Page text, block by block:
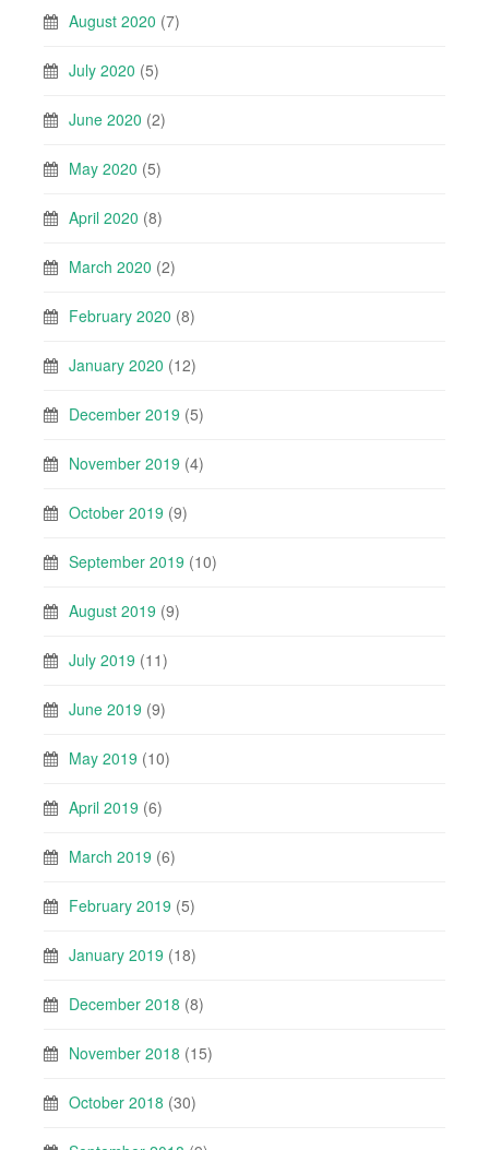
August 2020 (7)
July 2020 (5)
June 2020 (2)
May 2020 (5)
April 2020 (8)
March 2020 (2)
February 2020 (8)
January 2020 (12)
December 2019 (5)
November 2019 (4)
October 2019 (9)
September 2019 (10)
August 2019 (9)
July 2019 (11)
June 2019 (9)
May 2019 (10)
April 2019 (6)
March 2019 (6)
February 2019 (5)
January 2019 (18)
December 2018 (8)
November 2018 (15)
October 2018 (30)